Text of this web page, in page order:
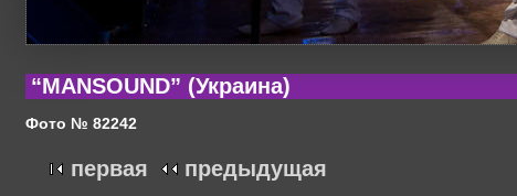
“MANSOUND” (Украина)
Фото № 82242
первая предыдущая